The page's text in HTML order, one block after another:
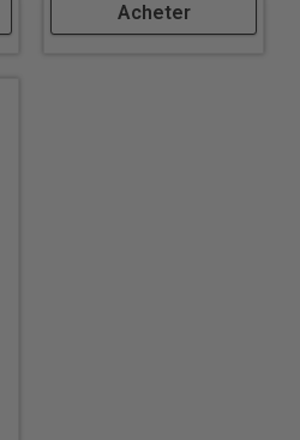
Acheter